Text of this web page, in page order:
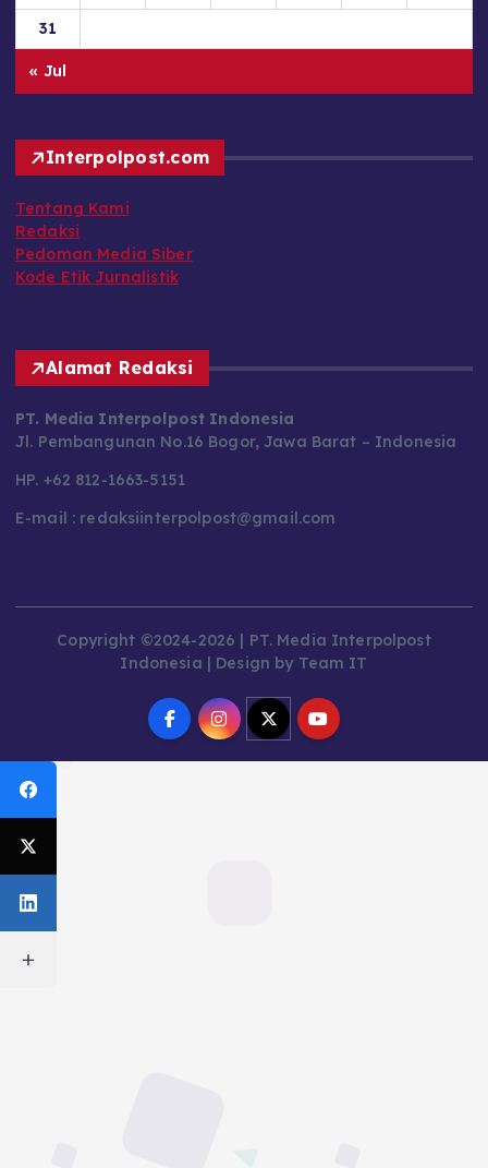
31
« Jul
Interpolpost.com
Tentang Kami
Redaksi
Pedoman Media Siber
Kode Etik Jurnalistik
Alamat Redaksi
PT. Media Interpolpost Indonesia
Jl. Pembangunan No.16 Bogor, Jawa Barat – Indonesia
HP. +62 812-1663-5151
E-mail : redaksiinterpolpost@gmail.com
Copyright ©2024-2026 | PT. Media Interpolpost
Indonesia | Design by Team IT